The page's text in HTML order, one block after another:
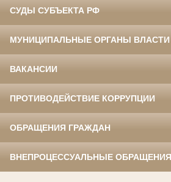
СУДЫ СУБЪЕКТА РФ
МУНИЦИПАЛЬНЫЕ ОРГАНЫ ВЛАСТИ
ВАКАНСИИ
ПРОТИВОДЕЙСТВИЕ КОРРУПЦИИ
ОБРАЩЕНИЯ ГРАЖДАН
ВНЕПРОЦЕССУАЛЬНЫЕ ОБРАЩЕНИЯ